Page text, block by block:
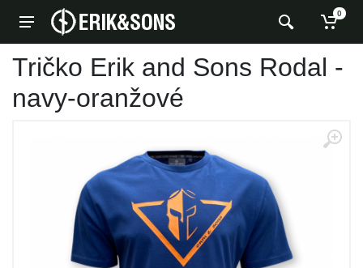
0
Tričko Erik and Sons Rodal -
navy-oranžové